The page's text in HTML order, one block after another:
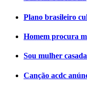
Plano brasileiro
Homem procura
Sou mulher
Canção acdc